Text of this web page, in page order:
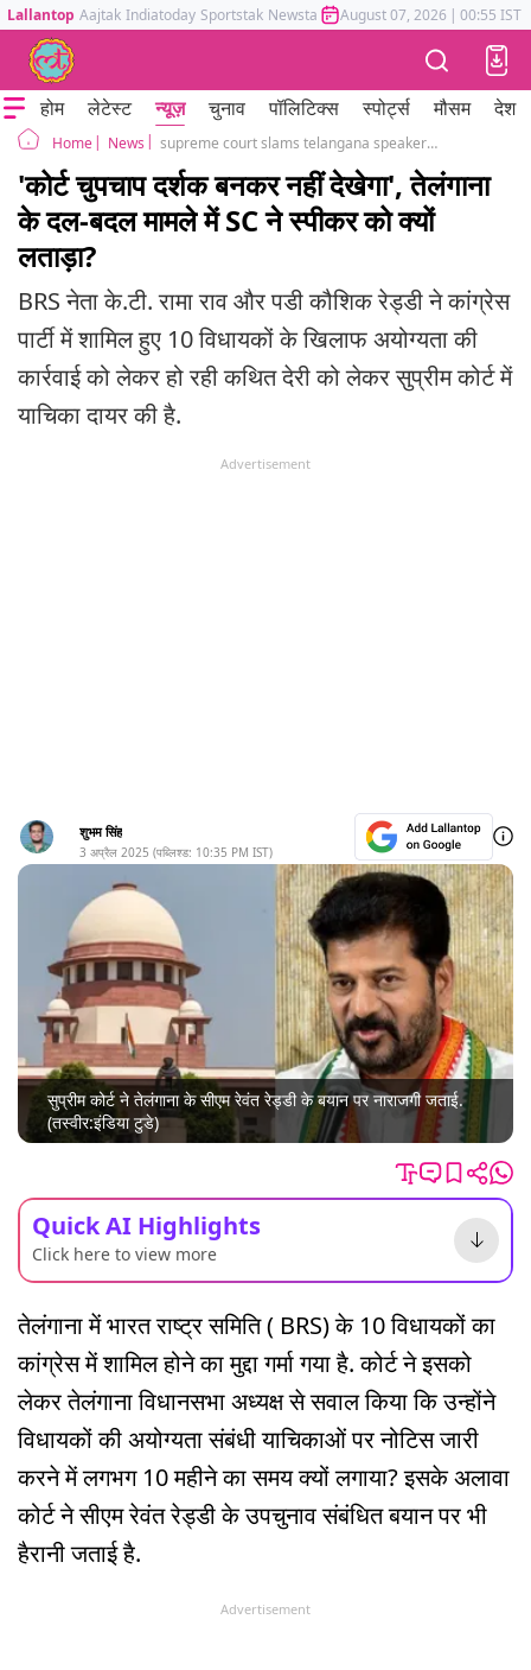
Lallantop Aajtak Indiatoday Sportstak Newstak Mumbai Tak Astrotak
August 07, 2026 | 00:55 IST
होम लेटेस्ट न्यूज़ चुनाव पॉलिटिक्स स्पोर्ट्स मौसम देश
Home News supreme court slams telangana speaker and cm revanth reddy
'कोर्ट चुपचाप दर्शक बनकर नहीं देखेगा', तेलंगाना
के दल-बदल मामले में SC ने स्पीकर को क्यों
लताड़ा?
BRS नेता के.टी. रामा राव और पडी कौशिक रेड्डी ने कांग्रेस
पार्टी में शामिल हुए 10 विधायकों के खिलाफ अयोग्यता की
कार्रवाई को लेकर हो रही कथित देरी को लेकर सुप्रीम कोर्ट में
याचिका दायर की है.
Advertisement
शुभम सिंह
3 अप्रैल 2025 (पब्लिश्ड: 10:35 PM IST)
सुप्रीम कोर्ट ने तेलंगाना के सीएम रेवंत रेड्डी के बयान पर नाराजगी जताई.
(तस्वीर:इंडिया टुडे)
Quick AI Highlights
Click here to view more
तेलंगाना में भारत राष्ट्र समिति ( BRS) के 10 विधायकों का
कांग्रेस में शामिल होने का मुद्दा गर्मा गया है. कोर्ट ने इसको
लेकर तेलंगाना विधानसभा अध्यक्ष से सवाल किया कि उन्होंने
विधायकों की अयोग्यता संबंधी याचिकाओं पर नोटिस जारी
करने में लगभग 10 महीने का समय क्यों लगाया? इसके अलावा
कोर्ट ने सीएम रेवंत रेड्डी के उपचुनाव संबंधित बयान पर भी
हैरानी जताई है.
Advertisement